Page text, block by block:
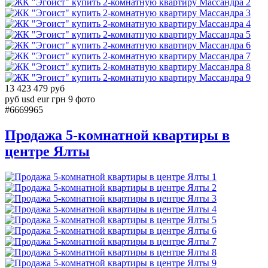
3
4
5
6
7
8
9
13 423 479 руб
руб usd eur грн 9 фото
#6669965
Продажа 5-комнатной квартиры в
центре Ялты
1
2
3
4
5
6
7
8
9